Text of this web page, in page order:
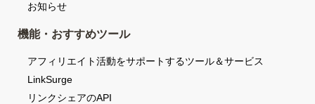
お知らせ
機能・おすすめツール
アフィリエイト活動をサポートするツール＆サービス
LinkSurge
リンクシェアのAPI